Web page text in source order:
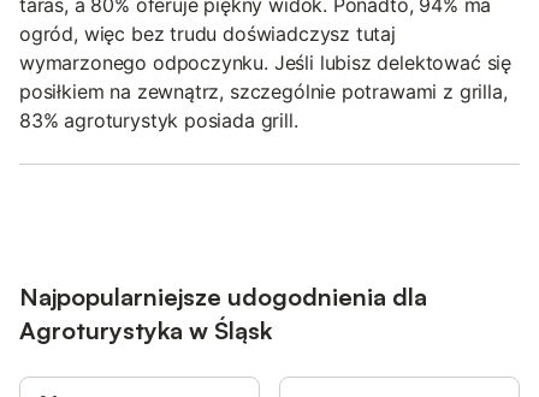
ogród, więc bez trudu doświadczysz tutaj
wymarzonego odpoczynku. Jeśli lubisz delektować się
posiłkiem na zewnątrz, szczególnie potrawami z grilla,
83% agroturystyk posiada grill.
Najpopularniejsze udogodnienia dla
Agroturystyka w Śląsk